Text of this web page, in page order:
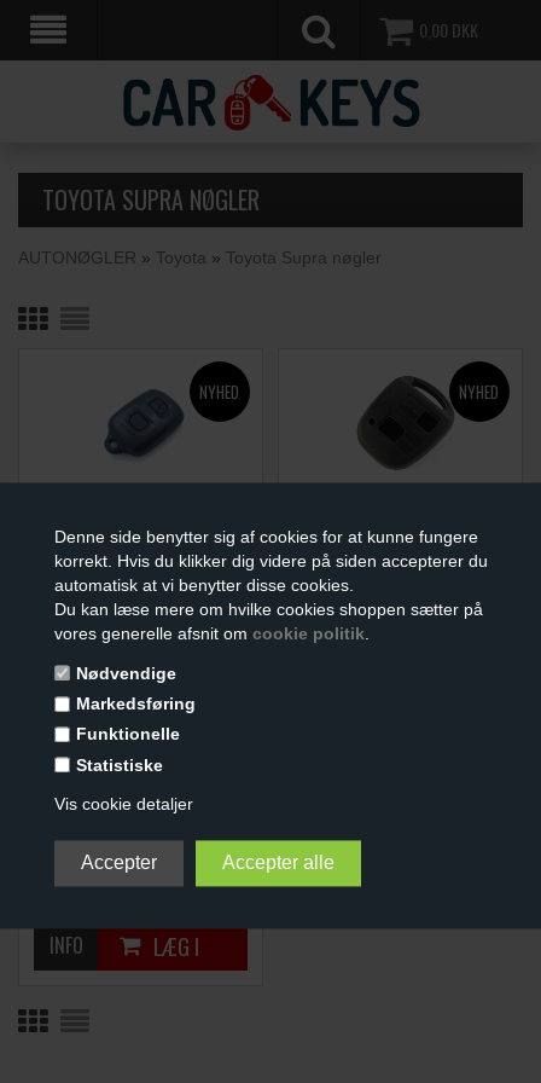
Denne side benytter sig af cookies for at kunne fungere
korrekt. Hvis du klikker dig videre på siden accepterer du
automatisk at vi benytter disse cookies.
Du kan læse mere om hvilke cookies shoppen sætter på
vores generelle afsnit om cookie politik
Nødvendige
Markedsføring
Funktionelle
Statistiske
Vis cookie detaljer
0,00 DKK
TOYOTA SUPRA NØGLER
AUTONØGLER » Toyota » Toyota Supra nøgler
KIT
(2 KNAPPER)
DKK
KIT
(2 KNAPPER)
129,00
BILNØGLE REPARATIONS
(3 KNAPPER)